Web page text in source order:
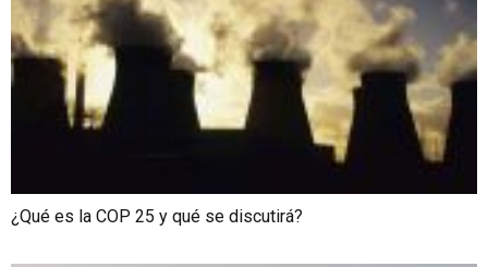
¿Qué es la COP 25 y qué se discutirá?